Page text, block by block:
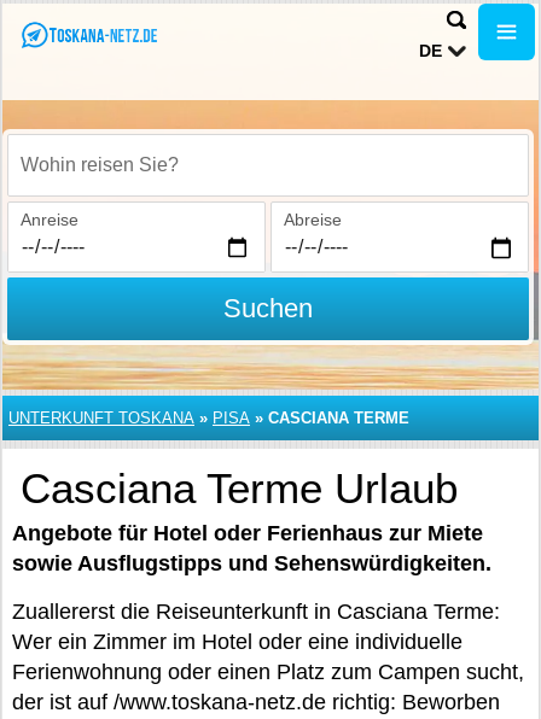
DE
Wohin reisen Sie?
Anreise Abreise
Suchen
UNTERKUNFT TOSKANA » PISA » CASCIANA TERME
Casciana Terme Urlaub
Angebote für Hotel oder Ferienhaus zur Miete
sowie Ausflugstipps und Sehenswürdigkeiten.
Zuallererst die Reiseunterkunft in Casciana Terme:
Wer ein Zimmer im Hotel oder eine individuelle
Ferienwohnung oder einen Platz zum Campen sucht,
der ist auf /www.toskana-netz.de richtig: Beworben